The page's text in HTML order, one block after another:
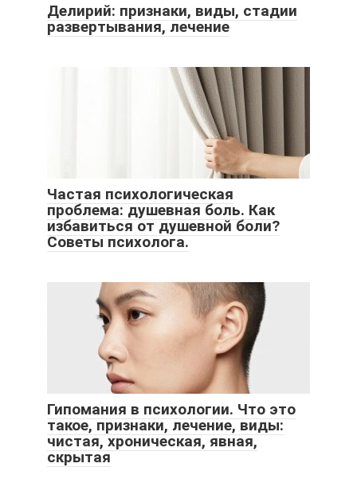
Делирий: признаки, виды, стадии
развертывания, лечение
Частая психологическая
проблема: душевная боль. Как
избавиться от душевной боли?
Советы психолога.
Гипомания в психологии. Что это
такое, признаки, лечение, виды:
чистая, хроническая, явная,
скрытая